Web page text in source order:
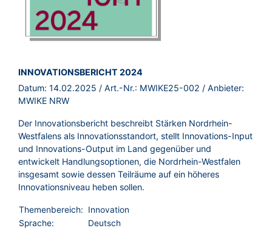
BROSCHÜRE:
INNOVATIONSBERICHT 2024
Datum: 14.02.2025 / Art.-Nr.: MWIKE25-002 / Anbieter:
MWIKE NRW
Der Innovationsbericht beschreibt Stärken Nordrhein-
Westfalens als Innovationsstandort, stellt Innovations-Input
und Innovations-Output im Land gegenüber und
entwickelt Handlungsoptionen, die Nordrhein-Westfalen
insgesamt sowie dessen Teilräume auf ein höheres
Innovationsniveau heben sollen.
Themenbereich:
Innovation
Sprache:
Deutsch